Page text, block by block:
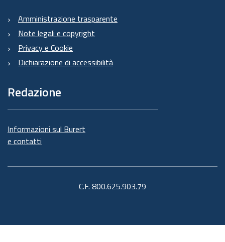
Amministrazione trasparente
Note legali e copyright
Privacy e Cookie
Dichiarazione di accessibilità
Redazione
Informazioni sul Burert
e contatti
C.F. 800.625.903.79